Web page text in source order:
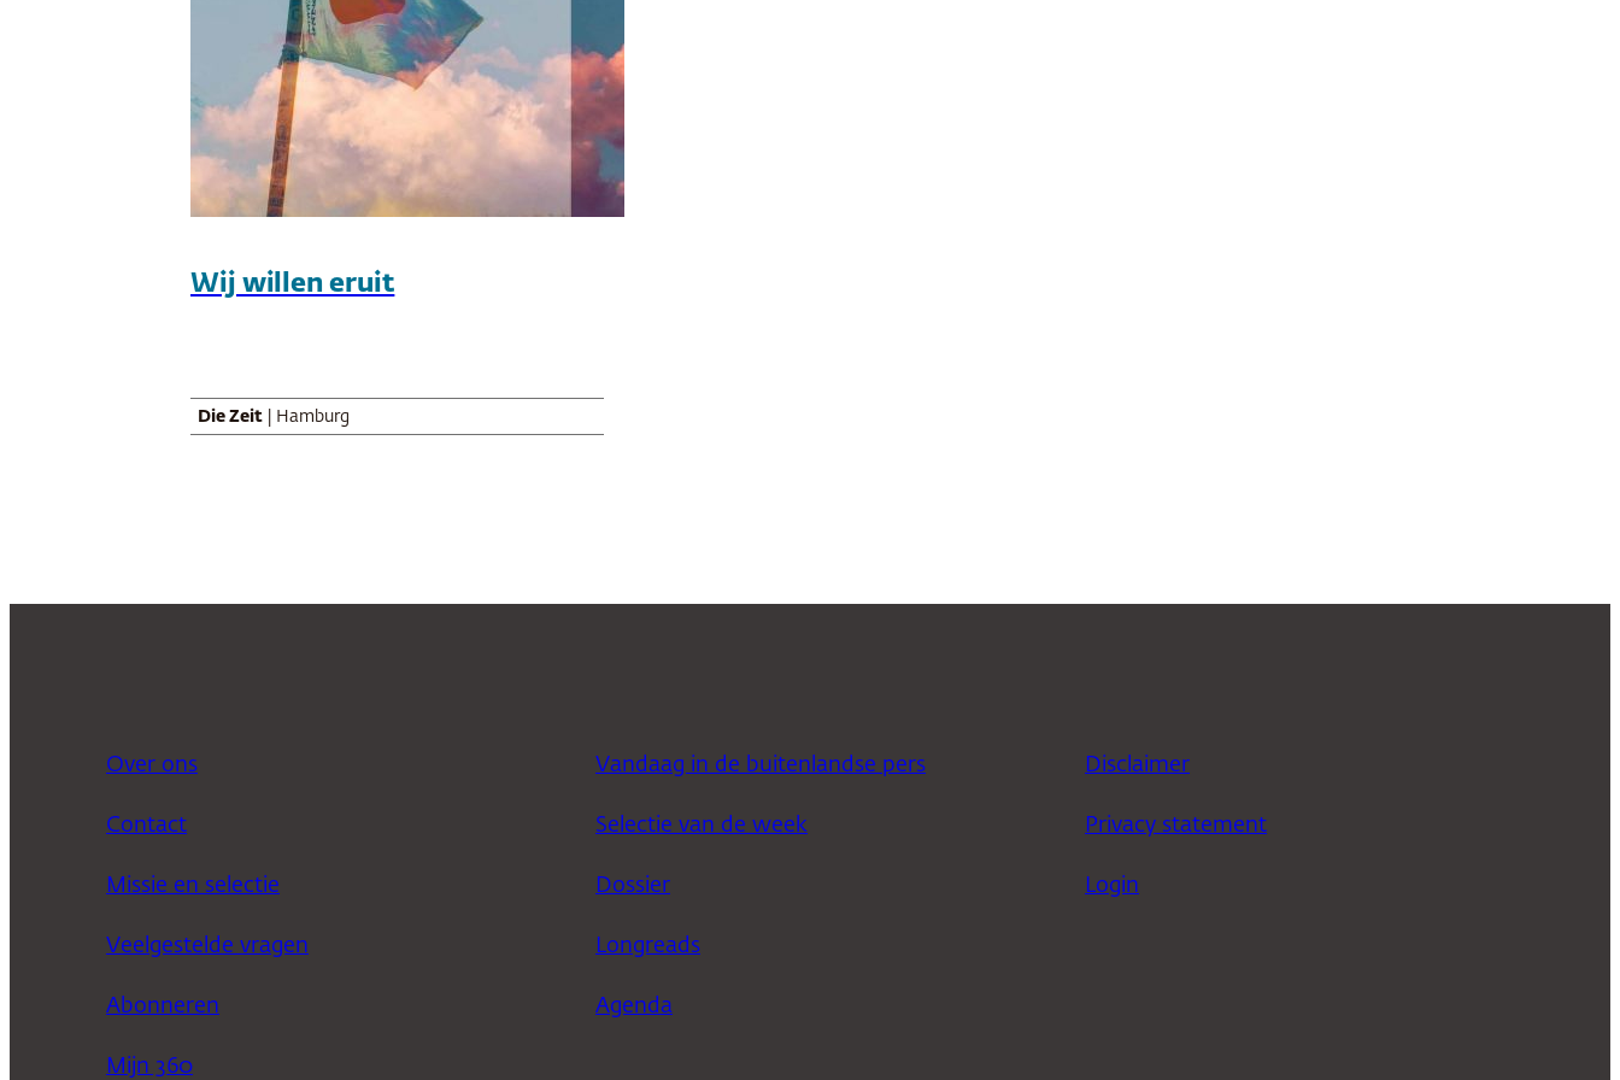
Wij willen eruit
Die Zeit | Hamburg
Over ons
Contact
Missie en selectie
Veelgestelde vragen
Abonneren
Mijn 360
Vandaag in de buitenlandse pers
Selectie van de week
Dossier
Longreads
Agenda
Disclaimer
Privacy statement
Login